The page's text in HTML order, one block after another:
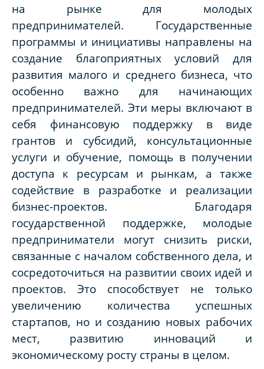
на рынке для молодых
предпринимателей. Государственные
программы и инициативы направлены на
создание благоприятных условий для
развития малого и среднего бизнеса, что
особенно важно для начинающих
предпринимателей. Эти меры включают в
себя финансовую поддержку в виде
грантов и субсидий, консультационные
услуги и обучение, помощь в получении
доступа к ресурсам и рынкам, а также
содействие в разработке и реализации
бизнес-проектов. Благодаря
государственной поддержке, молодые
предприниматели могут снизить риски,
связанные с началом собственного дела, и
сосредоточиться на развитии своих идей и
проектов. Это способствует не только
увеличению количества успешных
стартапов, но и созданию новых рабочих
мест, развитию инноваций и
экономическому росту страны в целом.